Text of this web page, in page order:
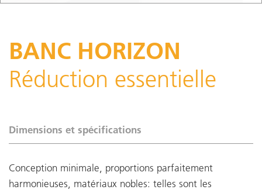
BANC HORIZON
Réduction essentielle
Dimensions et spécifications
Conception minimale, proportions parfaitement
harmonieuses, matériaux nobles: telles sont les